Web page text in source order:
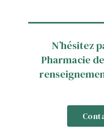
N’hésitez
Pharmacie